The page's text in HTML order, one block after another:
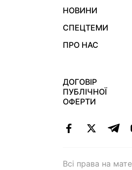
НОВИНИ
СПЕЦТЕМИ
ПРО НАС
ДОГОВІР
ПУБЛІЧНОЇ
ОФЕРТИ
Всі права на